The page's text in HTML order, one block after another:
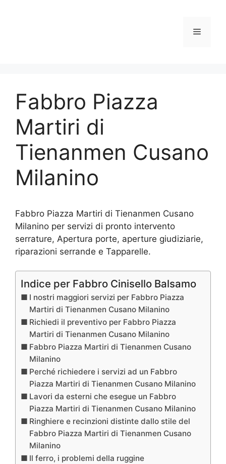
Menu
Fabbro Piazza
Martiri di
Tienanmen Cusano
Milanino
Fabbro Piazza Martiri di Tienanmen Cusano
Milanino per servizi di pronto intervento
serrature, Apertura porte, aperture giudiziarie,
riparazioni serrande e Tapparelle.
Indice per Fabbro Cinisello Balsamo
I nostri maggiori servizi per Fabbro Piazza
Martiri di Tienanmen Cusano Milanino
Richiedi il preventivo per Fabbro Piazza
Martiri di Tienanmen Cusano Milanino
Fabbro Piazza Martiri di Tienanmen Cusano
Milanino
Perché richiedere i servizi ad un Fabbro
Piazza Martiri di Tienanmen Cusano Milanino
Lavori da esterni che esegue un Fabbro
Piazza Martiri di Tienanmen Cusano Milanino
Ringhiere e recinzioni distinte dallo stile del
Fabbro Piazza Martiri di Tienanmen Cusano
Milanino
Il ferro, i problemi della ruggine